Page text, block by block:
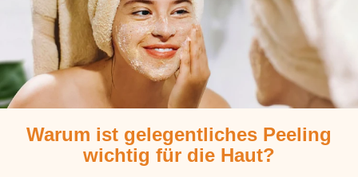
Warum ist gelegentliches Peeling
wichtig für die Haut?